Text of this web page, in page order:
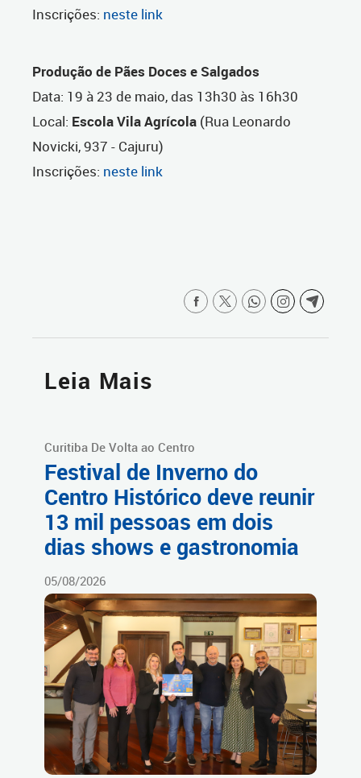
Inscrições: neste link
Produção de Pães Doces e Salgados
Data: 19 à 23 de maio, das 13h30 às 16h30
Local: Escola Vila Agrícola (Rua Leonardo
Novicki, 937 - Cajuru)
Inscrições: neste link
Leia Mais
Curitiba De Volta ao Centro
Festival de Inverno do
Centro Histórico deve reunir
13 mil pessoas em dois
dias shows e gastronomia
05/08/2026